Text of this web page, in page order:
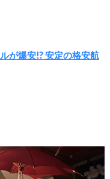
が爆安!? 安定の格安航